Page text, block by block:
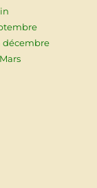
décembre